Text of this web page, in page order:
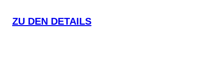
ZU DEN DETAILS